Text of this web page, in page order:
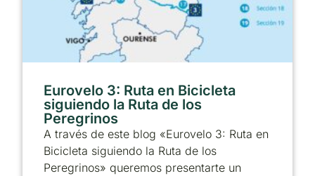
Eurovelo 3: Ruta en Bicicleta
siguiendo la Ruta de los
Peregrinos
A través de este blog «Eurovelo 3: Ruta en
Bicicleta siguiendo la Ruta de los
Peregrinos» queremos presentarte un